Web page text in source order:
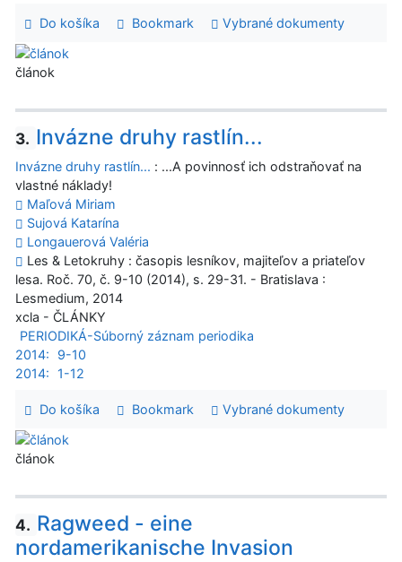
Do košíka Bookmark Vybrané dokumenty
článok
3. Invázne druhy rastlín...
Invázne druhy rastlín... : ...A povinnosť ich odstraňovať na
vlastné náklady!
Maľová Miriam
Sujová Katarína
Longauerová Valéria
Les & Letokruhy : časopis lesníkov, majiteľov a priateľov
lesa. Roč. 70, č. 9-10 (2014), s. 29-31. - Bratislava :
Lesmedium, 2014
xcla - ČLÁNKY
PERIODIKÁ-Súborný záznam periodika
2014:
9-10
2014:
1-12
Do košíka Bookmark Vybrané dokumenty
článok
4. Ragweed - eine
nordamerikanische Invasion